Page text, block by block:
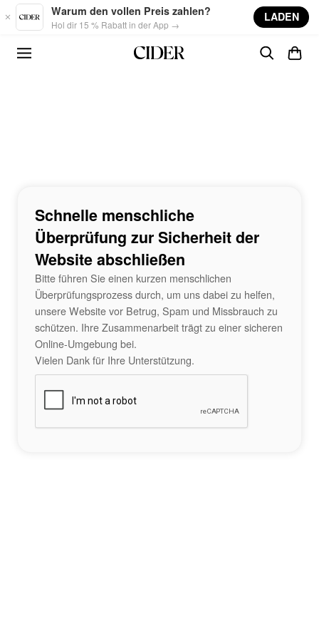
Skip to main content
Warum den vollen Preis zahlen?
Hol dir 15 % Rabatt in der App →
LADEN
Schnelle menschliche
Überprüfung zur Sicherheit der
Website abschließen
Bitte führen Sie einen kurzen menschlichen
Überprüfungsprozess durch, um uns dabei zu helfen,
unsere Website vor Betrug, Spam und Missbrauch zu
schützen. Ihre Zusammenarbeit trägt zu einer sicheren
Online-Umgebung bei.
Vielen Dank für Ihre Unterstützung.